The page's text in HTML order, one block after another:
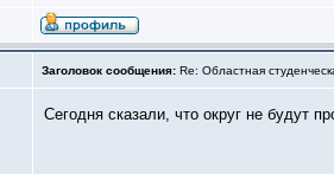
Заголовок сообщения: Re: Областная
Сегодня сказали, что округ не будут